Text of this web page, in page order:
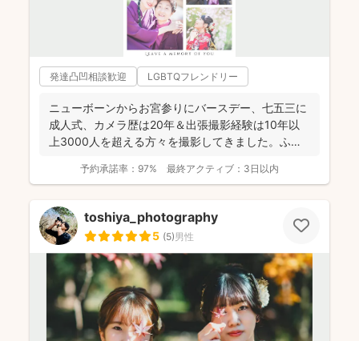
発達凸凹相談歓迎 LGBTQフレンドリー
ニューボーンからお宮参りにバースデー、七五三に
成人式、カメラ歴は20年＆出張撮影経験は10年以
上3000人を超える方々を撮影してきました。ふん
予約承諾率： 97% 最終アクティブ： 3日以内
toshiya_photography
5 (5)男性